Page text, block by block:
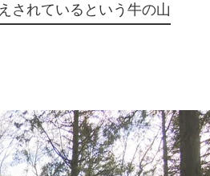
されているという牛の山